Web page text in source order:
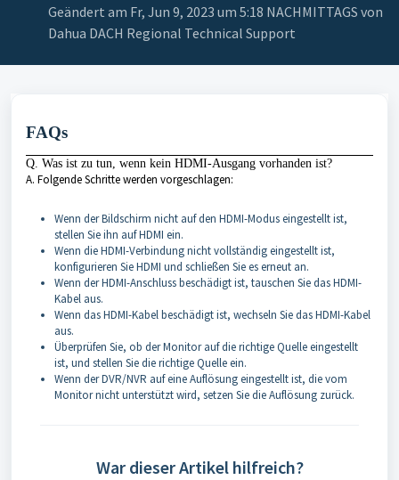
Geändert am Fr, Jun 9, 2023 um 5:18 NACHMITTAGS von
Dahua DACH Regional Technical Support
FAQs
Q. Was ist zu tun, wenn kein HDMI-Ausgang vorhanden ist?
A. Folgende Schritte werden vorgeschlagen:
Wenn der Bildschirm nicht auf den HDMI-Modus eingestellt ist,
stellen Sie ihn auf HDMI ein.
Wenn die HDMI-Verbindung nicht vollständig eingestellt ist,
konfigurieren Sie HDMI und schließen Sie es erneut an.
Wenn der HDMI-Anschluss beschädigt ist, tauschen Sie das HDMI-
Kabel aus.
Wenn das HDMI-Kabel beschädigt ist, wechseln Sie das HDMI-Kabel
aus.
Überprüfen Sie, ob der Monitor auf die richtige Quelle eingestellt
ist, und stellen Sie die richtige Quelle ein.
Wenn der DVR/NVR auf eine Auflösung eingestellt ist, die vom
Monitor nicht unterstützt wird, setzen Sie die Auflösung zurück.
War dieser Artikel hilfreich?